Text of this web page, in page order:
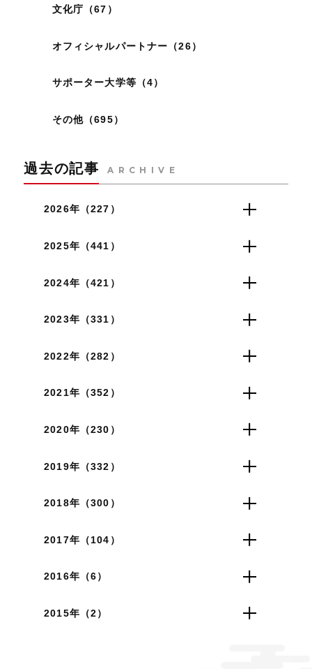
文化庁（67）
オフィシャルパートナー（26）
サポーター大学等（4）
その他（695）
過去の記事 ARCHIVE
2026年（227）
2025年（441）
2024年（421）
2023年（331）
2022年（282）
2021年（352）
2020年（230）
2019年（332）
2018年（300）
2017年（104）
2016年（6）
2015年（2）